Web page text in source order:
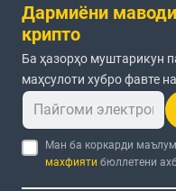
Дармиёни
крипто
Ба ҳазорҳо муштарикун
маҳсулоти хубро фавте
Ман ба коркарди
махфияти бюллетени